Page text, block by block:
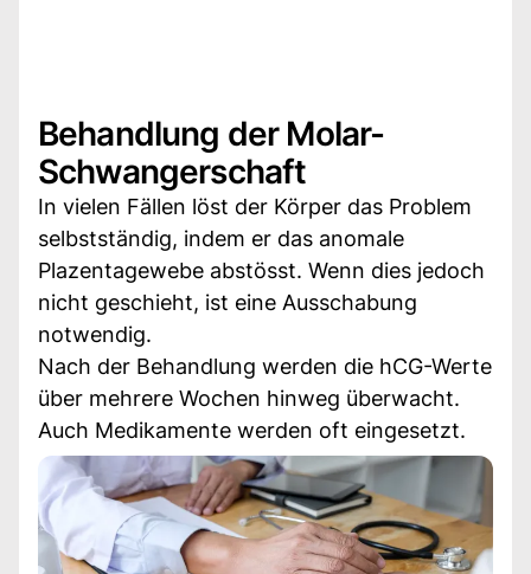
Behandlung der Molar-
Schwangerschaft
In vielen Fällen löst der Körper das Problem
selbstständig, indem er das anomale
Plazentagewebe abstösst. Wenn dies jedoch
nicht geschieht, ist eine Ausschabung
notwendig.
Nach der Behandlung werden die hCG-Werte
über mehrere Wochen hinweg überwacht.
Auch Medikamente werden oft eingesetzt.